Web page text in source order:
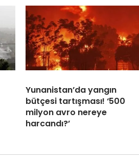
Yunanistan’da yangın
bütçesi tartışması! ‘500
milyon avro nereye
harcandı?’